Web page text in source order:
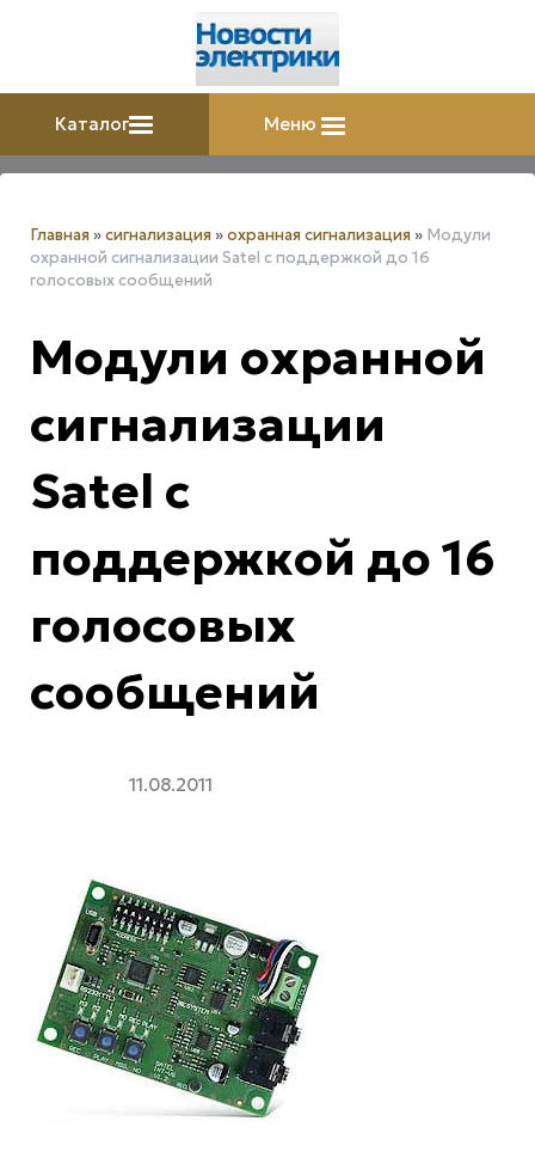
Каталог Меню
Главная »сигнализация »охранная сигнализация » Модули
охранной сигнализации Satel с поддержкой до 16
голосовых сообщений
Модули охранной
сигнализации
Satel с
поддержкой до 16
голосовых
сообщений
11.08.2011